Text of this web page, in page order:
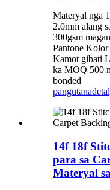
Materyal nga
2.0mm alang
300gsm
Pantone
Kamot gibati
ka MOQ 500
bonded
pangutana
14f 18f
para sa
Materyal